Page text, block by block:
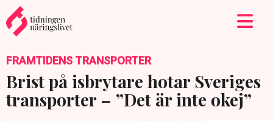
FRAMTIDENS TRANSPORTER
Brist på isbrytare hotar Sveriges
transporter – ”Det är inte okej”